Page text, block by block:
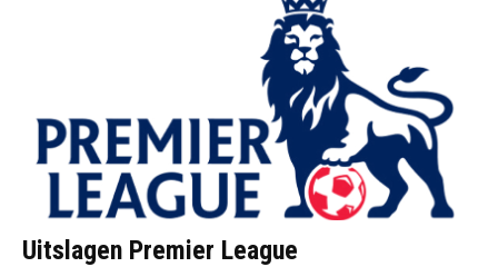
Uitslagen Premier League